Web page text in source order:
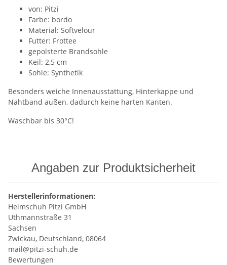
von: Pitzi
Farbe: bordo
Material: Softvelour
Futter: Frottee
gepolsterte Brandsohle
Keil: 2,5 cm
Sohle: Synthetik
Besonders weiche Innenausstattung, Hinterkappe und
Nahtband außen, dadurch keine harten Kanten.
Waschbar bis 30°C!
Angaben zur Produktsicherheit
Herstellerinformationen:
Heimschuh Pitzi GmbH
Uthmannstraße 31
Sachsen
Zwickau, Deutschland, 08064
mail@pitzi-schuh.de
Bewertungen